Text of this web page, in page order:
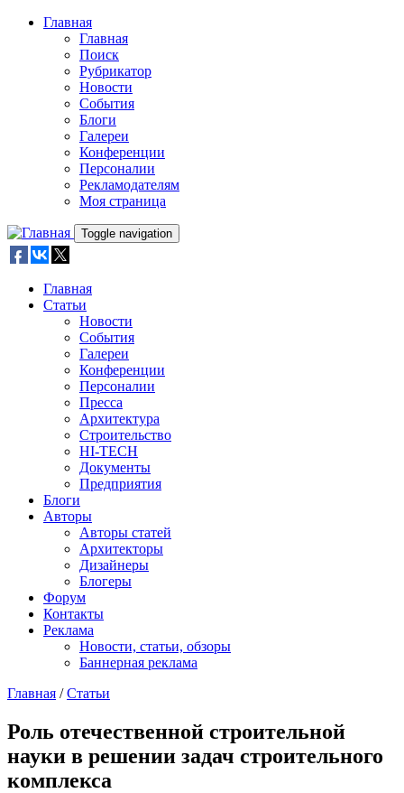
Skip to main content
Главная
Главная
Поиск
Рубрикатор
Новости
События
Блоги
Галереи
Конференции
Персоналии
Рекламодателям
Моя страница
Toggle navigation
Главная
Статьи
Новости
События
Галереи
Конференции
Персоналии
Пресса
Архитектура
Строительство
HI-TECH
Документы
Предприятия
Блоги
Авторы
Авторы статей
Архитекторы
Дизайнеры
Блогеры
Форум
Контакты
Реклама
Новости, статьи, обзоры
Баннерная реклама
Главная / Статьи
Роль отечественной строительной
науки в решении задач строительного
комплекса